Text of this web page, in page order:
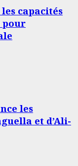
les capacités
pour
les
et d’Ali-